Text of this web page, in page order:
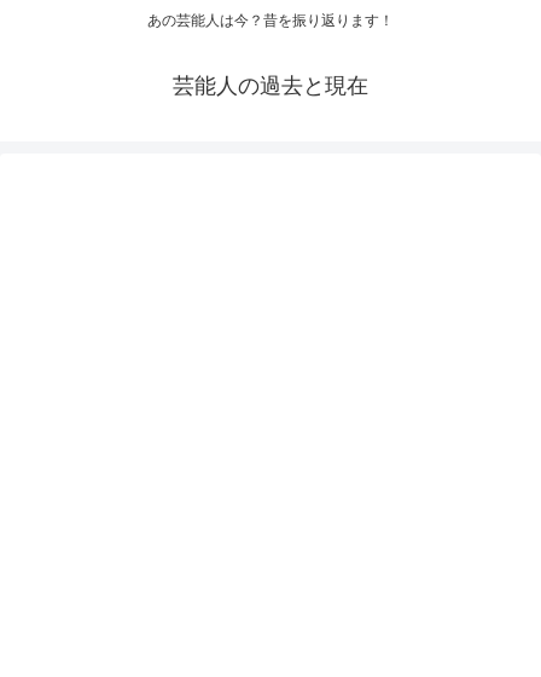
あの芸能人は今？昔を振り返ります！
芸能人の過去と現在